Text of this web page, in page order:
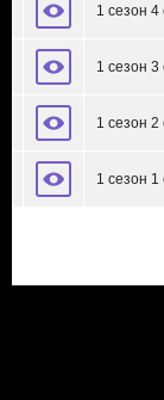
1 сезон 4
1 сезон 3
1 сезон 2
1 сезон 1